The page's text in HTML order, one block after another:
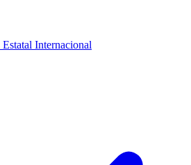
Estatal Internacional